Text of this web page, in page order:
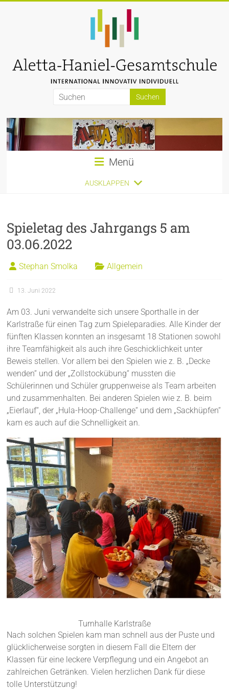
Aletta-
Haniel-
Gesamtschule
Menü
AUSKLAPPEN
Spieletag des Jahrgangs 5 am
03.06.2022
Stephan Smolka Allgemein
13. Juni 2022
Am 03. Juni verwandelte sich unsere Sporthalle in der
Karlstraße für einen Tag zum Spieleparadies. Alle Kinder der
fünften Klassen konnten an insgesamt 18 Stationen sowohl
ihre Teamfähigkeit als auch ihre Geschicklichkeit unter
Beweis stellen. Vor allem bei den Spielen wie z. B. „Decke
wenden“ und der „Zollstockübung“ mussten die
Schülerinnen und Schüler gruppenweise als Team arbeiten
und zusammenhalten. Bei anderen Spielen wie z. B. beim
„Eierlauf“, der „Hula-Hoop-Challenge“ und dem „Sackhüpfen“
kam es auch auf die Schnelligkeit an.
Turnhalle Karlstraße
Nach solchen Spielen kam man schnell aus der Puste und
glücklicherweise sorgten in diesem Fall die Eltern der
Klassen für eine leckere Verpflegung und ein Angebot an
zahlreichen Getränken. Vielen herzlichen Dank für diese
tolle Unterstützung!